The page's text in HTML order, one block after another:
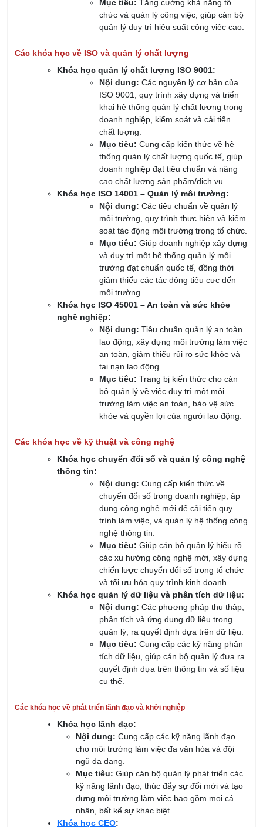
thực tế.
Cải thiện kỹ năng mềm:
Phát triển kỹ năng giao tiếp,đàm phán,
trong môi trường làm việc.
Rèn luyện kỹ năng quản lý thời gian,
lãnh đạo nhóm và ra quyết định nhanh
chóng, chính xác.
Tăng cường khả năng lãnh đạo:
Giúp cán bộ quản lý xây dựng tầm nhìn
chiến lược và có khả năng định hướng
tổ chức phát triển bền vững.
Cải thiện khả nănglãnh đạo đội nhóm,
tạo động lực và xây dựng mối quan hệ
gắn kết giữa các thành viên trong tổ
chức.
Nâng cao hiệu quả công việc:
Học cách tối ưu hóa các nguồn lực
trong tổ chức, từ nhân sự đến tài chính,
để đạt được mục tiêu một cách hiệu
quả nhất.
Cải thiện khả năng quản lý dự án, giám
sát tiến độ và đảm bảo chất lượng công
việc.
Tạo cơ hội thăng tiến và phát triển sự nghiệp:
Được trang bị kiến thức và kỹ năng để
đối mặt với các thử thách trong công
việc, từ đó nâng cao cơ hội thăng tiến
trong sự nghiệp.
Cung cấp những nền tảng vững chắc
để cán bộ quản lý có thể đảm nhận
những vị trí cao hơn trong tổ chức.
Khả năng đối phó với thay đổi và đổi mới:
Giúp cán bộ quản lý nhận diện và ứng
môi trường kinh doanh, công nghệ và
Rèn luyện khả năng quản lý thay đổi,
phát triển trong thời kỳ chuyển mình.
Thông qua những lợi ích này, khóa học không chỉ giúp nâng
cao kỹ năng của cán bộ quản lý mà còn đóng góp vào sự phát
triển bền vững của tổ chức, thúc đẩy đổi mới và cải tiến liên
tục trong môi trường làm việc.
Việc tham gia các khóa học chuyên sâu không chỉ giúp cán bộ
quản lý nâng cao năng lực chuyên môn, mà còn giúp họ phát
triển toàn diện các kỹ năng mềm và kỹ năng lãnh đạo, từ đó
đạt được hiệu quả công việc cao hơn và đưa tổ chức phát
triển bền vững. Để đáp ứng nhu cầu này, Viện IRTC cung cấp
các khóa học chất lượng, thiết kế riêng cho các cán bộ quản lý
ở mọi cấp độ. Các khóa học của Viện không chỉ tập trung vào
lý thuyết mà còn chú trọng đến ứng dụng thực tiễn, với đội ngũ
giảng viên là các chuyên gia giàu kinh nghiệm. Các khóa học
tại IRTC bao gồm các lĩnh vực như quản lý chiến lược, quản lý
những công cụ hữu ích để giải quyết các vấn đề thực tế trong
tuyệt vời để cán bộ quản lý nâng cao kỹ năng, cập nhật xu
hướng mới và phát triển sự nghiệp bền vững.